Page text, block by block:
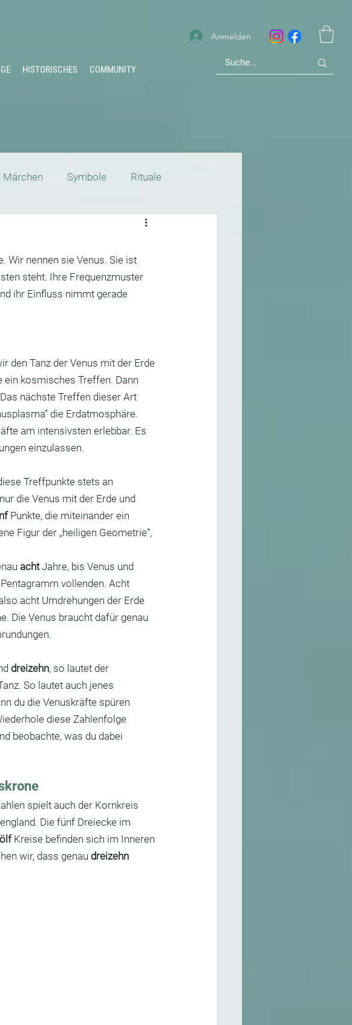
HISTORISCHES COMMUNITY
Anmelden
Märchen Symbole Rituale
Natur Elementarwesen
Wir nennen sie Venus. Sie ist
steht. Ihre Frequenzmuster
ihr Einfluss nimmt gerade
den Tanz der Venus mit der Erde
ein kosmisches Treffen. Dann
nächste Treffen dieser Art
die Erdatmosphäre.
am intensivsten erlebbar. Es
einzulassen.
Treffpunkte stets an
die Venus mit der Erde und
Punkte, die miteinander ein
Figur der „heiligen Geometrie“,
acht Jahre, bis Venus und
vollenden. Acht
acht Umdrehungen der Erde
Die Venus braucht dafür genau
dreizehn, so lautet der
So lautet auch jenes
du die Venuskräfte spüren
diese Zahlenfolge
beobachte, was du dabei
spielt auch der Kornkreis
Die fünf Dreiecke im
Kreise befinden sich im Inneren
wir, dass genau dreizehn